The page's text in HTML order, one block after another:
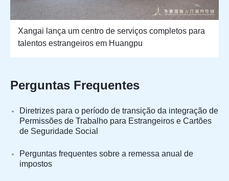
Xangai lança um centro de serviços completos para
talentos estrangeiros em Huangpu
Perguntas Frequentes
Diretrizes para o período de transição da integração de
Permissões de Trabalho para Estrangeiros e Cartões
de Seguridade Social
Perguntas frequentes sobre a remessa anual de
impostos